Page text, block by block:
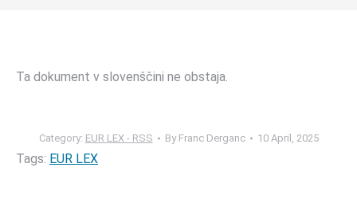
Ta dokument v slovenščini ne obstaja.
Category: EUR LEX - RSS By Franc Derganc 10 April, 2025
Tags: EUR LEX